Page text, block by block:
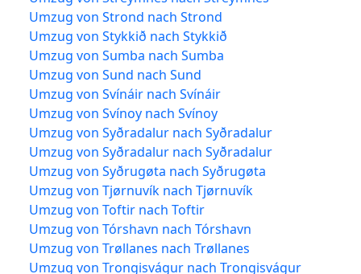
Umzug von Strond nach Strond
Umzug von Stykkið nach Stykkið
Umzug von Sumba nach Sumba
Umzug von Sund nach Sund
Umzug von Svínáir nach Svínáir
Umzug von Svínoy nach Svínoy
Umzug von Syðradalur nach Syðradalur
Umzug von Syðradalur nach Syðradalur
Umzug von Syðrugøta nach Syðrugøta
Umzug von Tjørnuvík nach Tjørnuvík
Umzug von Toftir nach Toftir
Umzug von Tórshavn nach Tórshavn
Umzug von Trøllanes nach Trøllanes
Umzug von Trongisvágur nach Trongisvágur